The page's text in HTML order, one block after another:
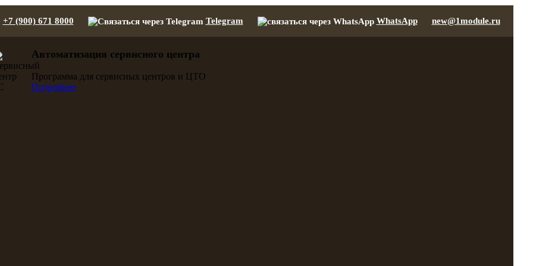
+7 (900) 671 8000 Telegram WhatsApp new@1module.ru
Автоматизация сервисного центра
Программа для сервисных центров и ЦТО
Подробнее